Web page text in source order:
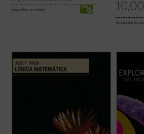
disponible en ebook: 10,00
disponible en
EnLógica matemática, a partir de la
especificación de las características de los
«lenguajes de primer orden» y de la
Prólogo de
El desarrollo
las ramas
siglo XX ha
todos esos
(ver ficha)